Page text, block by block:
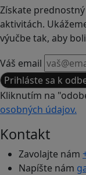
Získate
aktivitách.
výučbe tak, aby
Váš email
Prihláste sa k
Kliknutím na
osobných údajov.
Kontakt
Zavolajte nám
Napíšte nám